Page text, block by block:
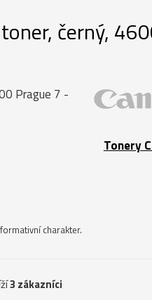
černý,
Tonery
Prague 7 -
charakter.
3 zákazníci